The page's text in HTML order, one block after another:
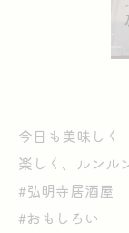
今日も美味しく
楽しく、ルンル
#弘明寺居酒屋
#おもしろい